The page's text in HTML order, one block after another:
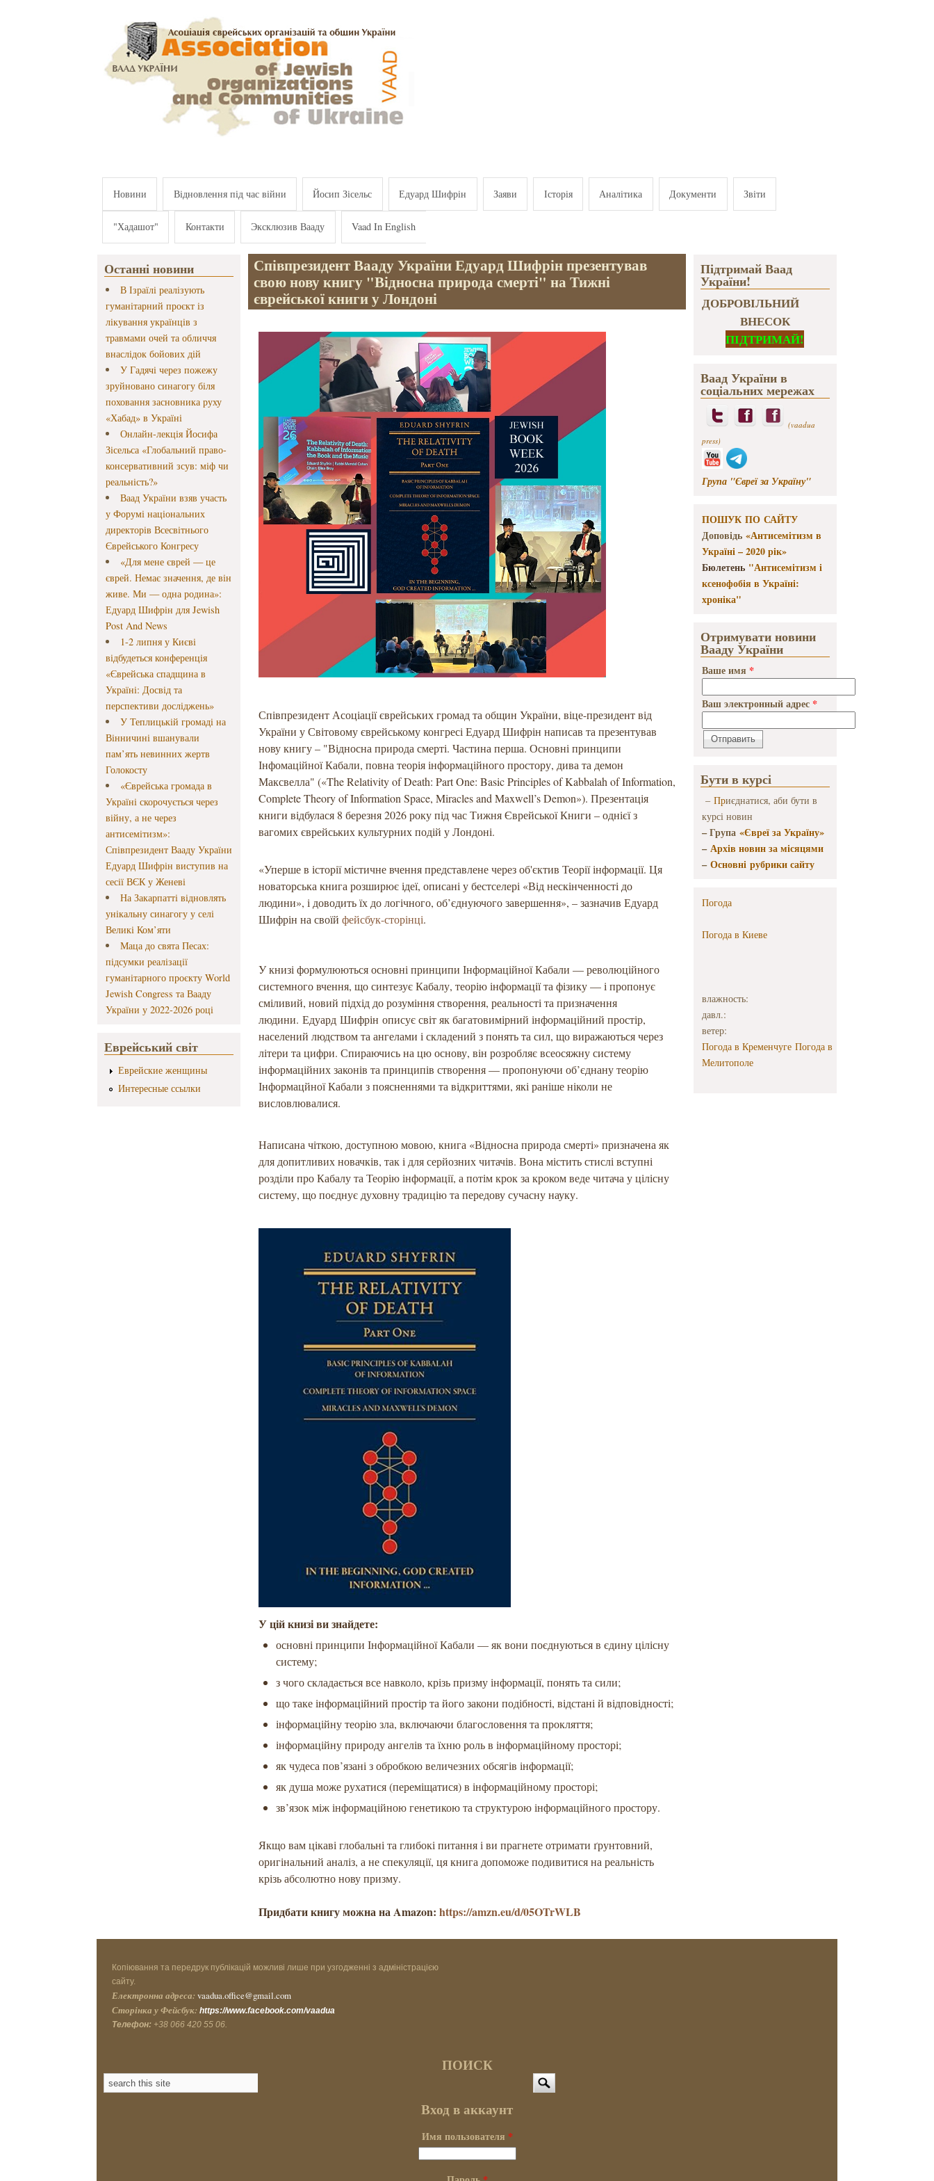
Новини Відновлення під час війни Йосип Зісельс Едуард Шифрін Заяви Історія Аналітика Документи Звіти
"Хадашот" Контакти Эксклюзив Вааду Vaad In English
Останні новини
В Ізраїлі реалізують
гуманітарний проєкт із
лікування українців з
травмами очей та обличчя
внаслідок бойових дій
У Гадячі через пожежу
зруйновано синагогу біля
поховання засновника руху
«Хабад» в Україні
Онлайн-лекція Йосифа
Зісельса «Глобальний право-
консервативний зсув: міф чи
реальність?»
Ваад України взяв участь
у Форумі національних
директорів Всесвітнього
Єврейського Конгресу
«Для мене єврей — це
єврей. Немає значення, де він
живе. Ми — одна родина»:
Едуард Шифрін для Jewish
Post And News
1-2 липня у Києві
відбудеться конференція
«Єврейська спадщина в
Україні: Досвід та
перспективи досліджень»
У Теплицькій громаді на
Вінничині вшанували
пам’ять невинних жертв
Голокосту
«Єврейська громада в
Україні скорочується через
війну, а не через
антисемітизм»:
Співпрезидент Вааду України
Едуард Шифрін виступив на
сесії ВЄК у Женеві
На Закарпатті відновлять
унікальну синагогу у селі
Великі Ком’яти
Маца до свята Песах:
підсумки реалізації
гуманітарного проєкту World
Jewish Congress та Вааду
України у 2022-2026 році
Еврейський світ
Еврейские женщины
Интересные ссылки
Співпрезидент Вааду України Едуард Шифрін презентував
свою нову книгу "Відносна природа смерті" на Тижні
єврейської книги у Лондоні
Співпрезидент Асоціації єврейських громад та общин України, віце-президент від
України у Світовому єврейському конгресі Едуард Шифрін написав та презентував
нову книгу – "Відносна природа смерті. Частина перша. Основні принципи
Інфомаційної Кабали, повна теорія інформаційного простору, дива та демон
Максвелла" («The Relativity of Death: Part One: Basic Principles of Kabbalah of Information,
Complete Theory of Information Space, Miracles and Maxwell’s Demon»). Презентація
книги відбулася 8 березня 2026 року під час Тижня Єврейської Книги – однієї з
вагомих єврейських культурних подій у Лондоні.
«Уперше в історії містичне вчення представлене через об'єктив Теорії інформації. Ця
новаторська книга розширює ідеї, описані у бестселері «Від нескінченності до
людини», і доводить їх до логічного, об’єднуючого завершення», – зазначив Едуард
Шифрін на своїйфейсбук-сторінці.
У книзі формулюються основні принципи Інформаційної Кабали — революційного
системного вчення, що синтезує Кабалу, теорію інформації та фізику — і пропонує
сміливий, новий підхід до розуміння створення, реальності та призначення
людини. Едуард Шифрін описує світ як багатовимірний інформаційний простір,
населений людством та ангелами і складений з понять та сил, що виражаються через
літери та цифри. Спираючись на цю основу, він розробляє всеосяжну систему
інформаційних законів та принципів створення — пропонуючи об’єднану теорію
Інформацйної Кабали з поясненнями та відкриттями, які раніше ніколи не
висловлювалися.
Написана чіткою, доступною мовою, книга «Відносна природа смерті» призначена як
для допитливих новачків, так і для серйозних читачів. Вона містить стислі вступні
розділи про Кабалу та Теорію інформації, а потім крок за кроком веде читача у цілісну
систему, що поєднує духовну традицію та передову сучасну науку.
У цій книзі ви знайдете:
основні принципи Інформаційної Кабали — як вони поєднуються в єдину цілісну
систему;
з чого складається все навколо, крізь призму інформації, понять та сили;
що таке інформаційний простір та його закони подібності, відстані й відповідності;
інформаційну теорію зла, включаючи благословення та прокляття;
інформаційну природу ангелів та їхню роль в інформаційному просторі;
як чудеса пов’язані з обробкою величезних обсягів інформації;
як душа може рухатися (переміщатися) в інформаційному просторі;
зв’язок між інформаційною генетикою та структурою інформаційного простору.
Якщо вам цікаві глобальні та глибокі питання і ви прагнете отримати ґрунтовний,
оригінальний аналіз, а не спекуляції, ця книга допоможе подивитися на реальність
крізь абсолютно нову призму.
Придбати книгу можна на Amazon:https://amzn.eu/d/05OTrWLB
Підтримай Ваад
України!
ДОБРОВІЛЬНИЙ
ВНЕСОК
ПІДТРИМАЙ!
Ваад України в
соціальних мережах
(vaadua
press)
Група "Євреї за Україну"
ПОШУК ПО САЙТУ
Доповідь «Антисемітизм в
Україні – 2020 рік»
Бюлетень "Антисемітизм і
ксенофобія в Україні:
хроніка"
Отримувати новини
Вааду України
Ваше имя *
Ваш электронный адрес *
Бути в курсі
– Приєднатися, аби бути в
курсі новин
– Група «Євреї за Україну»
–Архів новин за місяцями
–Основні рубрики сайту
Погода
Погода в Киеве
влажность:
давл.:
ветер:
Погода в Кременчуге Погода в
Мелитополе
Копіювання та передрук публікацій можливі лише при узгодженні з адміністрацією
сайту.
Електронна адреса: vaadua.office@gmail.com
Сторінка у Фейсбук: https://www.facebook.com/vaadua
Телефон: +38 066 420 55 06.
ПОИСК
Поиск
Вход в аккаунт
Имя пользователя *